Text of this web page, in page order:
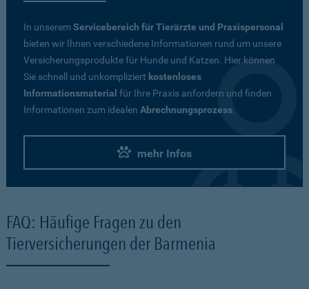
In unseremServicebereich für Tierärzte und Praxispersonal
bieten wir Ihnen verschiedene Informationen rund um unsere
Versicherungsprodukte für Hunde und Katzen. Hier können
Sie schnell und unkompliziert kostenloses
Informationsmaterial für Ihre Praxis anfordern und finden
Informationen zum idealen Abrechnungsprozess.
mehr Infos
FAQ: Häufige Fragen zu den
Tierversicherungen der Barmenia